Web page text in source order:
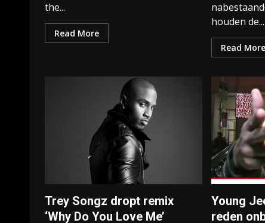
the...
Read More
houden de...
Read More
Trey Songz dropt remix
‘Why Do You Love Me’
Young
reden